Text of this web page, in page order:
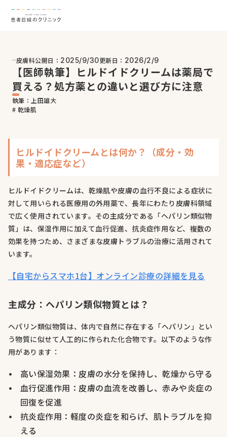
皮膚科公開日： 2025/9/30更新日： 2026/2/9
【医師執筆】ヒルドイドクリームは薬局で
買える？処方薬との違いと選び方に注意
執筆：上田雄大
# 乾燥肌
ヒルドイドクリームとは何か？（成分・効
果・適応症など）
ヒルドイドクリームは、乾燥肌や皮膚の血行不良による症状に
対して用いられる医療用の外用薬で、長年にわたり皮膚科領域
で広く使用されています。その主成分である「ヘパリン類似物
質」は、保湿作用に加えて血行促進、抗炎症作用など、複数の
効果を持つため、さまざまな皮膚トラブルの治療に活用されて
います。
【自宅からスマホ1台】オンライン診療の詳細を見る
主成分：ヘパリン類似物質とは？
ヘパリン類似物質は、体内で自然に存在する「ヘパリン」とい
う物質に似せて人工的に作られた化合物です。以下のような作
用があります：
高い保湿効果：皮膚の水分を保持し、乾燥から守る
血行促進作用：皮膚の血流を改善し、赤みや炎症の
回復を促進
抗炎症作用：軽度の炎症を和らげ、肌トラブルを抑
える